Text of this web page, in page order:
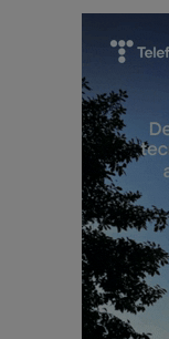
consienta el uso
identificador.
Si utilizas una
el marketing o
actividades
que hayan
Si utilizas
navegación
Puedes
“Administrar
visitando el
(“consenthub”)
política de